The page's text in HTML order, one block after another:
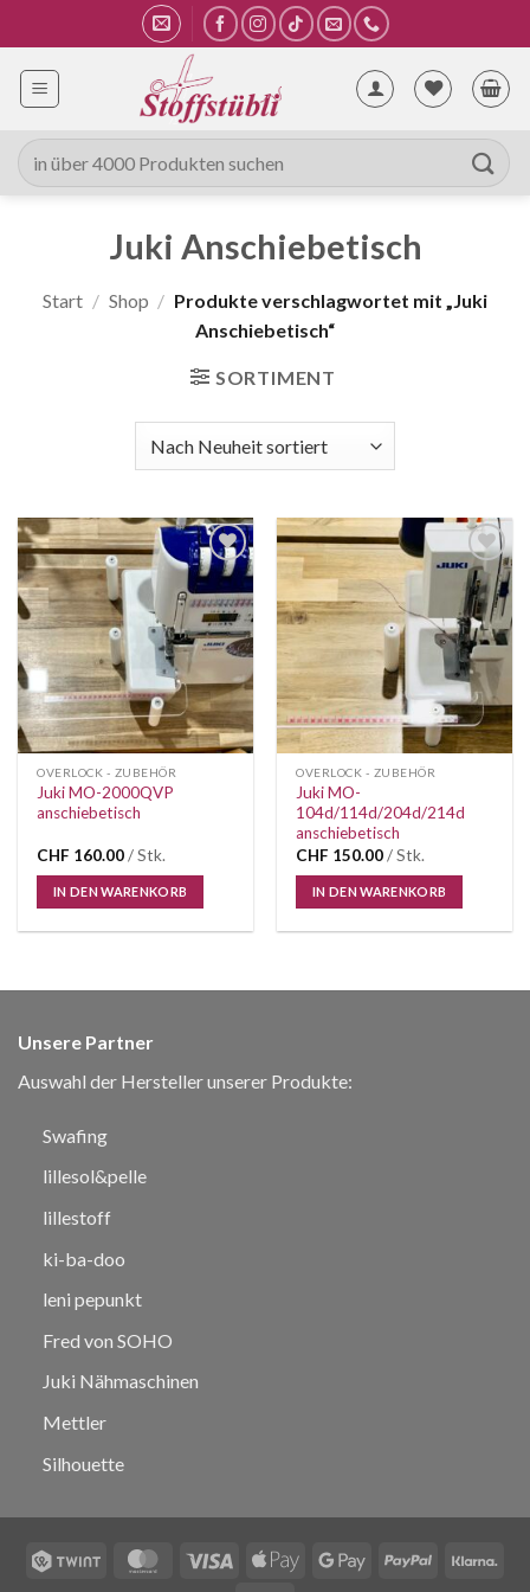
Inhalt
springen
Suche
nach:
Juki Anschiebetisch
Start / Shop / Produkte verschlagwortet mit „Juki
Anschiebetisch“
SORTIMENT
Auf die
Wunschliste
OVERLOCK - ZUBEHÖR
Juki MO-2000QVP
anschiebetisch
CHF 160.00/ Stk.
IN DEN WARENKORB
Auf die
Wunschliste
OVERLOCK - ZUBEHÖR
Juki MO-
104d/114d/204d/214d
anschiebetisch
CHF 150.00/ Stk.
IN DEN WARENKORB
Unsere Partner
Auswahl der Hersteller unserer Produkte:
Swafing
lillesol&pelle
lillestoff
ki-ba-doo
leni pepunkt
Fred von SOHO
Juki Nähmaschinen
Mettler
Silhouette
Twint MasterCard
Visa
Apple
Google PayPal